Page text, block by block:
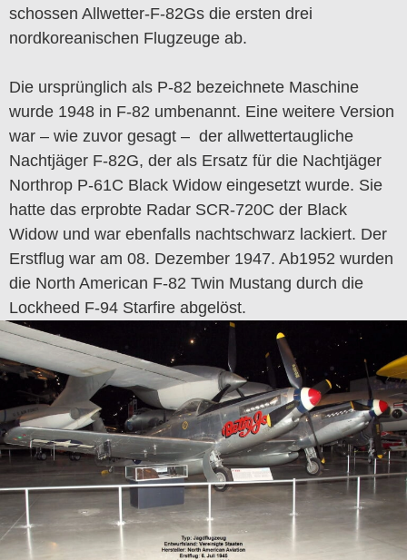
schossen Allwetter-F-82Gs die ersten drei
nordkoreanischen Flugzeuge ab.
Die ursprünglich als P-82 bezeichnete Maschine
wurde 1948 in F-82 umbenannt. Eine weitere Version
war – wie zuvor gesagt – der allwettertaugliche
Nachtjäger F-82G, der als Ersatz für die Nachtjäger
Northrop P-61C Black Widow eingesetzt wurde. Sie
hatte das erprobte Radar SCR-720C der Black
Widow und war ebenfalls nachtschwarz lackiert. Der
Erstflug war am 08. Dezember 1947. Ab1952 wurden
die North American F-82 Twin Mustang durch die
Lockheed F-94 Starfire abgelöst.